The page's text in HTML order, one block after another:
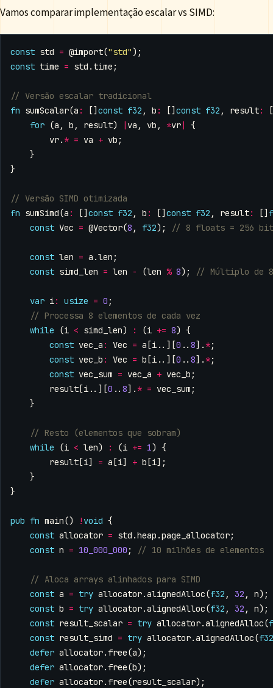
Vamos comparar implementação escalar vs SIMD:
const std = @import("std");
const time = std . time ;
fn sumScalar(a : [] const f32 , b : [] const f32 , result:
for (a , b , result) | va , vb , *vr|
{
vr. * = va + vb ;
}
}
fn sumSimd(a : [] const f32 , b : [] const f32 , result: []
const Vec = @Vector(8 , f32);
const len = a .len ;
const simd_len = len - (len % 8);
var i: usize = 0 ;
while
(i < simd_len) : (i += 8) {
const vec_a : Vec = a [i ..][0 .. 8]. *;
const vec_b : Vec = b [i ..][0 .. 8]. *;
const vec_sum = vec_a + vec_b ;
result [i ..][0 .. 8]. * = vec_sum ;
}
while
(i < len) : (i += 1) {
result [i] = a [i] + b [i];
}
}
pub fn main() ! void {
const allocator = std .heap .page_allocator;
const n = 10_000_000 ;
const a = try allocator.alignedAlloc(f32 , 32 , n);
const b = try allocator.alignedAlloc(f32 , 32 , n);
const result_scalar = try allocator.alignedAlloc(
const result_simd = try allocator.alignedAlloc(f32
defer allocator. free(a);
defer allocator. free(b);
defer allocator. free(result_scalar);